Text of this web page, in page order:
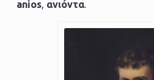
anios, ανιόντα.